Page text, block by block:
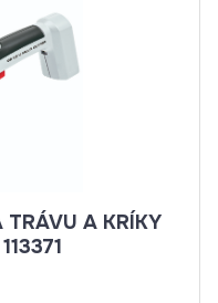
A KRÍKY
MULTICUTTER GS 7,2 LI 113371